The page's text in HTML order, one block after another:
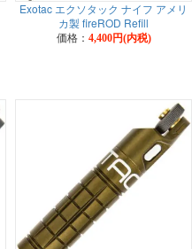
Exotac エクソタック ナイフ アメリ
カ製 fireROD Refill
価格： 4,400円(内税)